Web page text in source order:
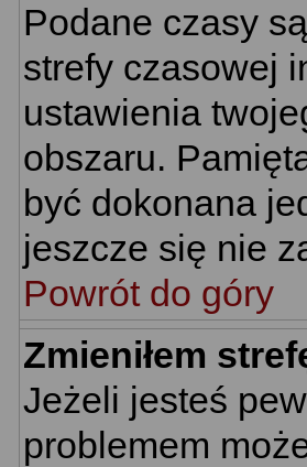
Podane czasy
strefy czasowej
ustawienia
obszaru.
być dokonana
jeszcze się nie
Powrót do góry
Zmieniłem
Jeżeli jesteś
problemem